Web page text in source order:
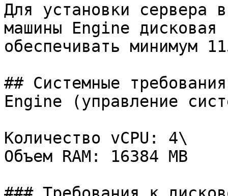
Для установки сервера
машины Engine дисковая
обеспечивать минимум
## Системные
Engine (управление
Количество vCPU: 4\
Объем RAM: 16384 MB